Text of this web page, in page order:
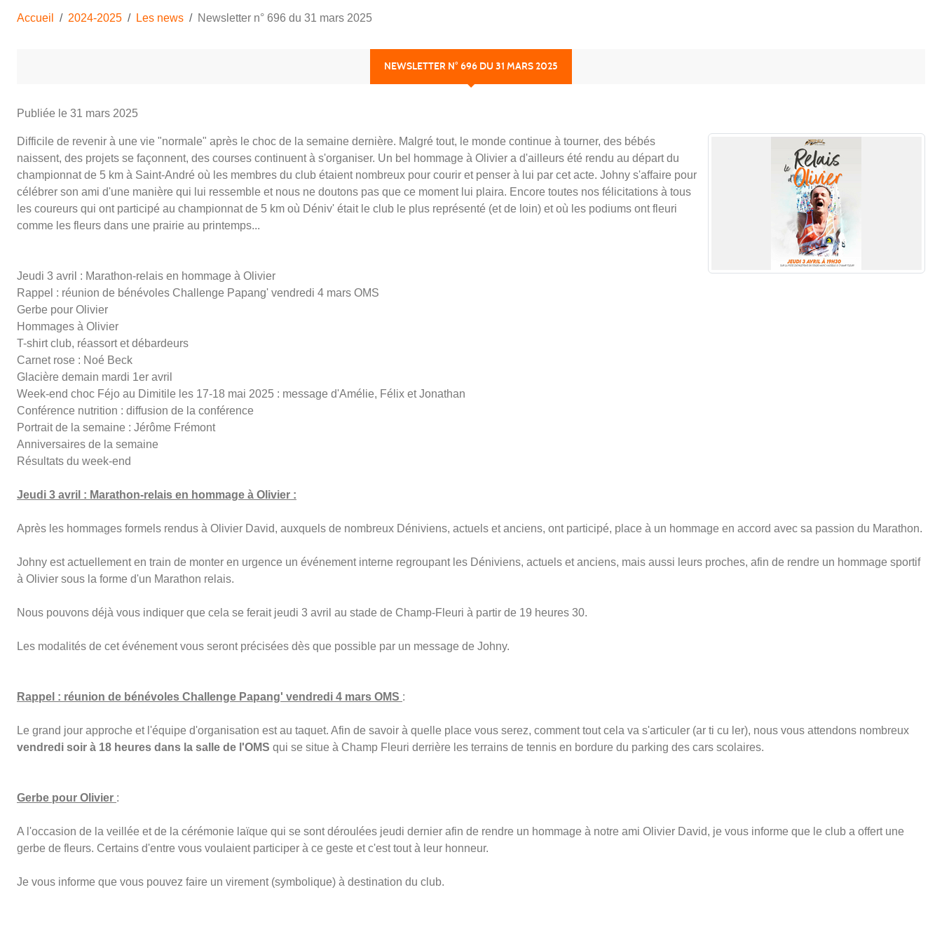
Accueil 2024-2025 Les news Newsletter n° 696 du 31 mars 2025
NEWSLETTER N° 696 DU 31 MARS 2025
Publiée le 31 mars 2025
Difficile de revenir à une vie "normale" après le choc de la semaine dernière. Malgré tout, le monde continue à tourner, des bébés
naissent, des projets se façonnent, des courses continuent à s'organiser. Un bel hommage à Olivier a d'ailleurs été rendu au départ du
championnat de 5 km à Saint-André où les membres du club étaient nombreux pour courir et penser à lui par cet acte. Johny s'affaire pour
célébrer son ami d'une manière qui lui ressemble et nous ne doutons pas que ce moment lui plaira. Encore toutes nos félicitations à tous
les coureurs qui ont participé au championnat de 5 km où Déniv' était le club le plus représenté (et de loin) et où les podiums ont fleuri
comme les fleurs dans une prairie au printemps...
Jeudi 3 avril : Marathon-relais en hommage à Olivier
Rappel : réunion de bénévoles Challenge Papang' vendredi 4 mars OMS
Gerbe pour Olivier
Hommages à Olivier
T-shirt club, réassort et débardeurs
Carnet rose : Noé Beck
Glacière demain mardi 1er avril
Week-end choc Féjo au Dimitile les 17-18 mai 2025 : message d'Amélie, Félix et Jonathan
Conférence nutrition : diffusion de la conférence
Portrait de la semaine : Jérôme Frémont
Anniversaires de la semaine
Résultats du week-end
Jeudi 3 avril : Marathon-relais en hommage à Olivier :
Après les hommages formels rendus à Olivier David, auxquels de nombreux Déniviens, actuels et anciens, ont participé, place à un hommage en accord avec sa passion du Marathon.
Johny est actuellement en train de monter en urgence un événement interne regroupant les Déniviens, actuels et anciens, mais aussi leurs proches, afin de rendre un hommage sportif
à Olivier sous la forme d'un Marathon relais.
Nous pouvons déjà vous indiquer que cela se ferait jeudi 3 avril au stade de Champ-Fleuri à partir de 19 heures 30.
Les modalités de cet événement vous seront précisées dès que possible par un message de Johny.
Rappel : réunion de bénévoles Challenge Papang' vendredi 4 mars OMS :
Le grand jour approche et l'équipe d'organisation est au taquet. Afin de savoir à quelle place vous serez, comment tout cela va s'articuler (ar ti cu ler), nous vous attendons nombreux
vendredi soir à 18 heures dans la salle de l'OMS qui se situe à Champ Fleuri derrière les terrains de tennis en bordure du parking des cars scolaires.
Gerbe pour Olivier :
A l'occasion de la veillée et de la cérémonie laïque qui se sont déroulées jeudi dernier afin de rendre un hommage à notre ami Olivier David, je vous informe que le club a offert une
gerbe de fleurs. Certains d'entre vous voulaient participer à ce geste et c'est tout à leur honneur.
Je vous informe que vous pouvez faire un virement (symbolique) à destination du club.